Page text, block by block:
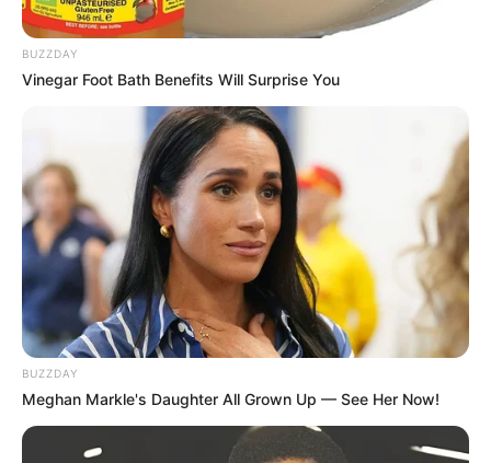
BUZZDAY
Vinegar Foot Bath Benefits Will Surprise You
BUZZDAY
Meghan Markle's Daughter All Grown Up — See Her Now!